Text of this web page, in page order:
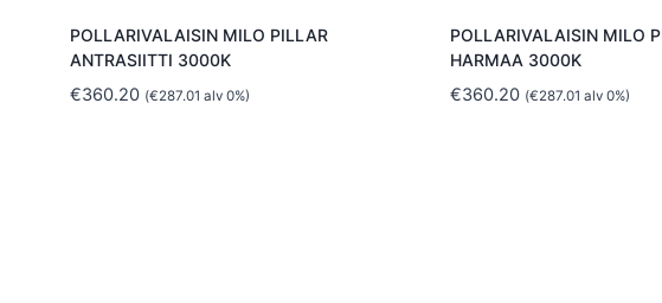
POLLARIVALAISIN MILO PILLAR
ANTRASIITTI 3000K
€360.20 (€287.01 alv 0%)
POLLARIVALAISIN MILO
HARMAA 3000K
€360.20 (€287.01 alv 0%)